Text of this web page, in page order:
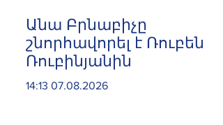
Անա Բրնաբիչը
շնորհավորել է Ռուբեն
Ռուբինյանին
14:13 07.08.2026